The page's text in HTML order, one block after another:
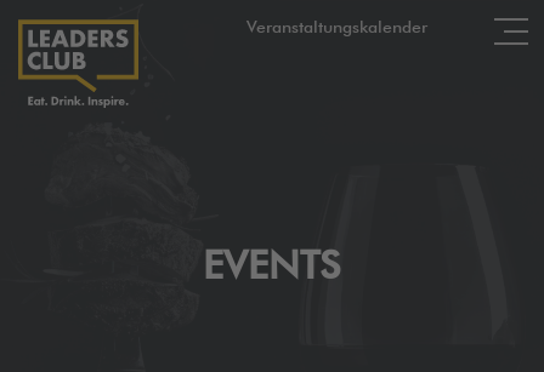
Veranstaltungskalender
EVENTS